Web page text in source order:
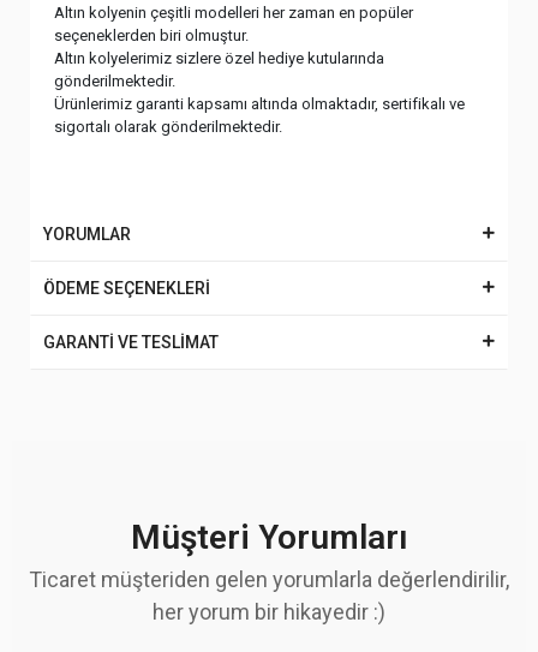
Altın kolyenin çeşitli modelleri her zaman en popüler
seçeneklerden biri olmuştur.
Altın kolyelerimiz sizlere özel hediye kutularında
gönderilmektedir.
Ürünlerimiz garanti kapsamı altında olmaktadır, sertifikalı ve
sigortalı olarak gönderilmektedir.
YORUMLAR
ÖDEME SEÇENEKLERİ
GARANTİ VE TESLİMAT
Müşteri Yorumları
Ticaret müşteriden gelen yorumlarla değerlendirilir,
her yorum bir hikayedir :)